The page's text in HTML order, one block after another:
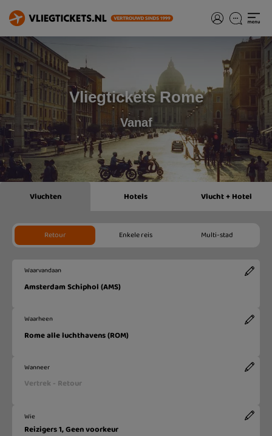
Vliegtickets Rome
Vanaf